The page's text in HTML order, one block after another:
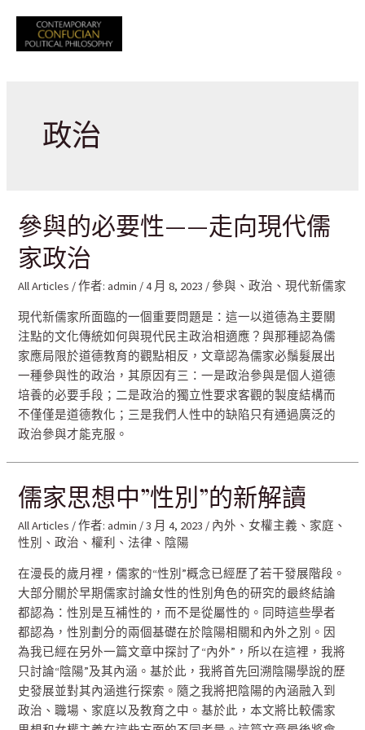
政治
參與的必要性——走向現代儒
家政治
All Articles / 作者:admin /4 月 8, 2023 / 參與 、政治 、現代新儒家
現代新儒家所面臨的一個重要問題是：這一以道德為主要關
注點的文化傳統如何與現代民主政治相適應？與那種認為儒
家應局限於道德教育的觀點相反，文章認為儒家必鬚髮展出
一種參與性的政治，其原因有三：一是政治參與是個人道德
培養的必要手段；二是政治的獨立性要求客觀的製度結構而
不僅僅是道德教化；三是我們人性中的缺陷只有通過廣泛的
政治參與才能克服。
儒家思想中”性別”的新解讀
All Articles / 作者:admin /3 月 4, 2023 / 內外 、女權主義 、 家庭 、
性別 、政治 、權利 、法律 、 陰陽
在漫長的歲月裡，儒家的“性別”概念已經歷了若干發展階段。
大部分關於早期儒家討論女性的性別角色的研究的最終結論
都認為：性別是互補性的，而不是從屬性的。同時這些學者
都認為，性別劃分的兩個基礎在於陰陽相關和內外之別。因
為我已經在另外一篇文章中探討了“內外”，所以在這裡，我將
只討論“陰陽”及其內涵。基於此，我將首先回溯陰陽學說的歷
史發展並對其內涵進行探索。隨之我將把陰陽的內涵融入到
政治、職場、家庭以及教育之中。基於此，本文將比較儒家